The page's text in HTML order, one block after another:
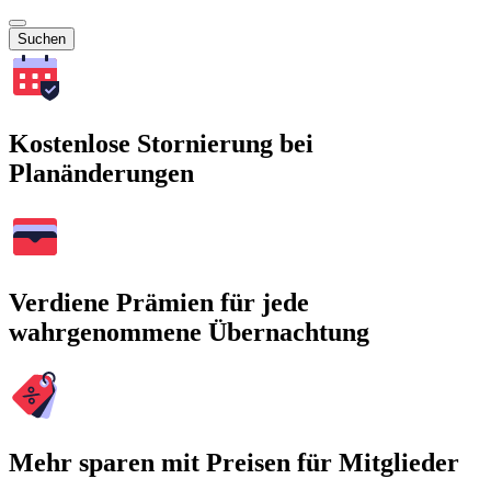
Suchen
Kostenlose Stornierung bei
Planänderungen
Verdiene Prämien für jede
wahrgenommene Übernachtung
Mehr sparen mit Preisen für Mitglieder